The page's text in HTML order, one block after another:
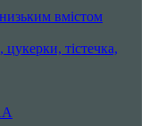
вмістом
тістечка,